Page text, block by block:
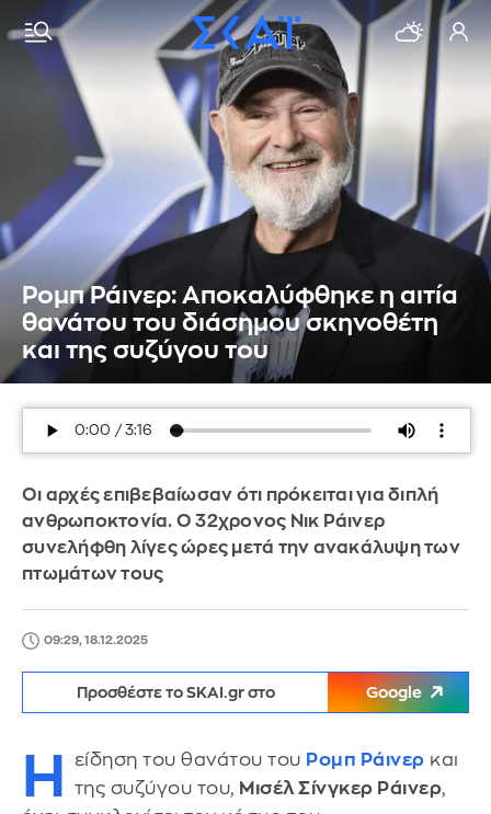
Ρομπ Ράινερ: Αποκαλύφθηκε η αιτία
θανάτου του διάσημου σκηνοθέτη
και της συζύγου του
Οι αρχές επιβεβαίωσαν ότι πρόκειται για διπλή
ανθρωποκτονία. Ο 32χρονος Νικ Ράινερ
συνελήφθη λίγες ώρες μετά την ανακάλυψη των
πτωμάτων τους
09:29, 18.12.2025
Προσθέστε το SKAI.gr στο Google
Η είδηση του θανάτου του Ρομπ Ράινερ και
της συζύγου του, Μισέλ Σίνγκερ Ράινερ,